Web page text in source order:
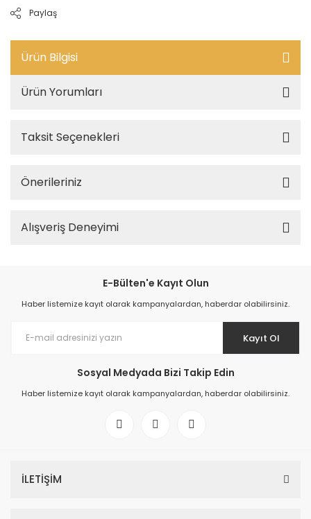
Paylaş
Ürün Bilgisi
Ürün Yorumları
Taksit Seçenekleri
Önerileriniz
Alışveriş Deneyimi
E-Bülten'e Kayıt Olun
Haber listemize kayıt olarak kampanyalardan, haberdar olabilirsiniz.
Kayıt Ol
Sosyal Medyada Bizi Takip Edin
Haber listemize kayıt olarak kampanyalardan, haberdar olabilirsiniz.
İLETİŞİM